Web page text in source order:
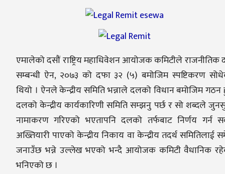
एमालेको दसौं राष्ट्रिय महाधिवेशन आयोजक कमिटीले राजनीतिक
सम्बन्धी ऐन, २०७३ को दफा ३२ (५) बमोजिम स्पष्टिकरण
थियो । ऐनले केन्द्रीय समिति भन्नाले दलको विधान बमोजिम गठन
दलको केन्द्रीय कार्यकारिणी समिति सम्झनु पर्छ र सो शब्दले
नामाकरण गरिएको भएतापनि दलको तर्फबाट निर्णय गर्न
अख्तियारी पाएको केन्द्रीय निकाय वा केन्द्रीय तदर्थ समितिलाई
जनाउँछ भन्ने उल्लेख भएको भन्दै आयोजक कमिटी वैधानिक
भनिएको छ ।